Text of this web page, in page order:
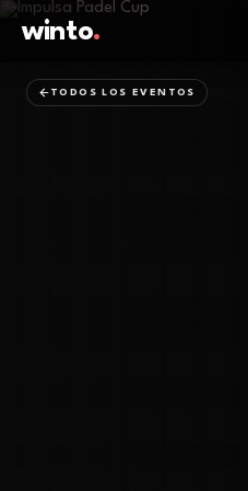
winto.
TODOS LOS EVENTOS